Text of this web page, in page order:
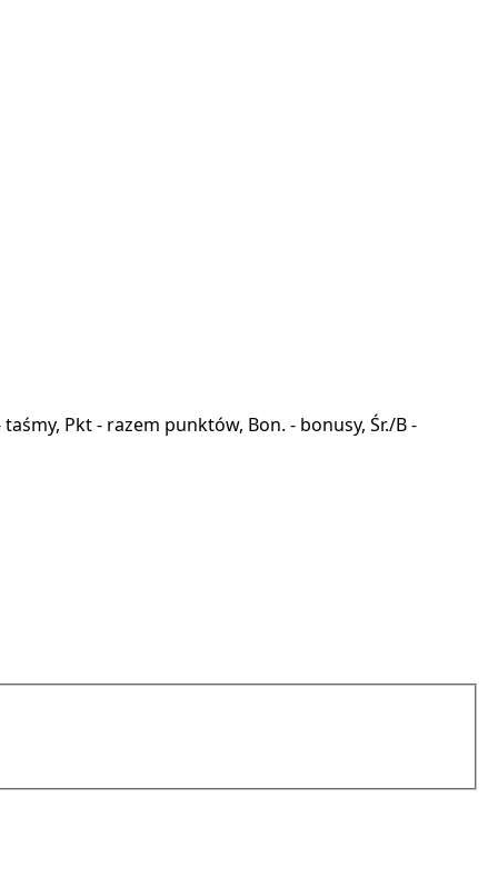
Pkt - razem punktów, Bon. - bonusy, Śr./B -